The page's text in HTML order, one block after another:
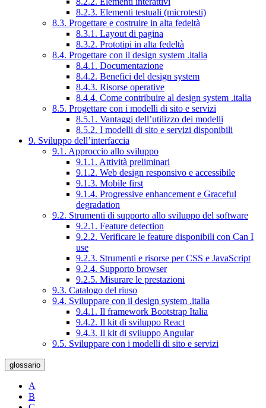
8.2.3. Elementi testuali (microtesti)
8.3. Progettare e costruire in alta fedeltà
8.3.1. Layout di pagina
8.3.2. Prototipi in alta fedeltà
8.4. Progettare con il design system .italia
8.4.1. Documentazione
8.4.2. Benefici del design system
8.4.3. Risorse operative
8.4.4. Come contribuire al design system .italia
8.5. Progettare con i modelli di sito e servizi
8.5.1. Vantaggi dell’utilizzo dei modelli
8.5.2. I modelli di sito e servizi disponibili
9. Sviluppo dell’interfaccia
9.1. Approccio allo sviluppo
9.1.1. Attività preliminari
9.1.2. Web design responsivo e accessibile
9.1.3. Mobile first
9.1.4. Progressive enhancement e Graceful
degradation
9.2. Strumenti di supporto allo sviluppo del software
9.2.1. Feature detection
9.2.2. Verificare le feature disponibili con Can I
use
9.2.3. Strumenti e risorse per CSS e JavaScript
9.2.4. Supporto browser
9.2.5. Misurare le prestazioni
9.3. Catalogo del riuso
9.4. Sviluppare con il design system .italia
9.4.1. Il framework Bootstrap Italia
9.4.2. Il kit di sviluppo React
9.4.3. Il kit di sviluppo Angular
9.5. Sviluppare con i modelli di sito e servizi
glossario
A
B